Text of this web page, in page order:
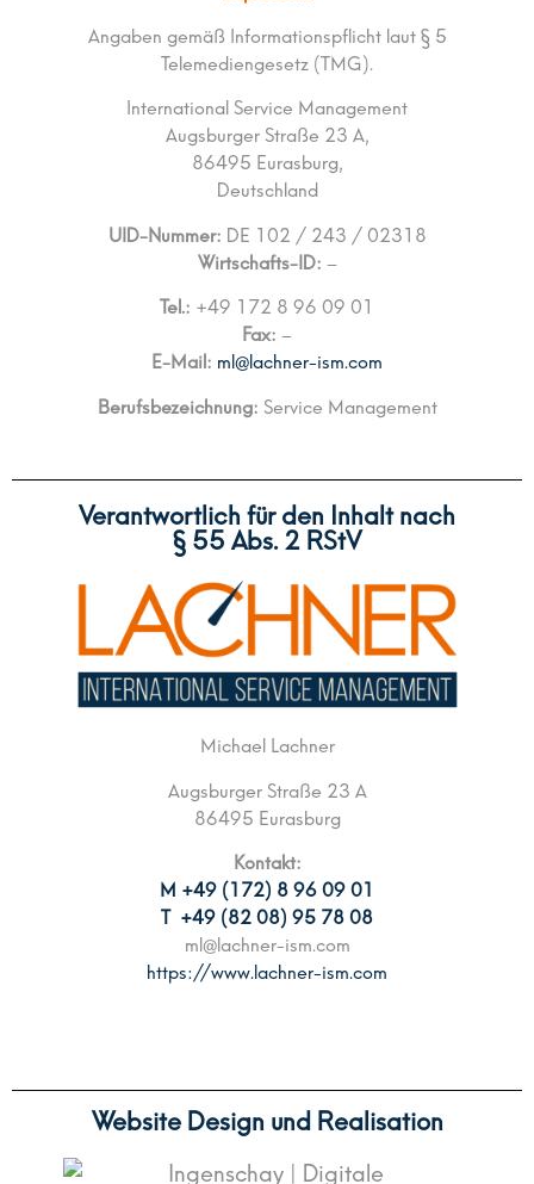
Angaben gemäß Informationspflicht laut § 5
Telemediengesetz (TMG).
International Service Management
Augsburger Straße 23 A,
86495 Eurasburg,
Deutschland
UID-Nummer: DE 102 / 243 / 02318
Wirtschafts-ID: –
Tel.: +49 172 8 96 09 01
Fax: –
E-Mail: ml@lachner-ism.com
Berufsbezeichnung: Service Management
Verantwortlich für den Inhalt nach
§ 55 Abs. 2 RStV
Michael Lachner
Augsburger Straße 23 A
86495 Eurasburg
Kontakt:
M +49 (172) 8 96 09 01
T +49 (82 08) 95 78 08
ml@lachner-ism.com
https://www.lachner-ism.com
Website Design und Realisation